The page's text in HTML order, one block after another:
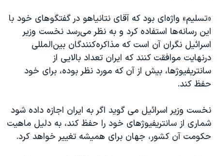
همایش محافظه‌کاران آمریکا «سی‌پک»
صفحه‌های ویژه
سفر پرزیدنت ترامپ به چین
«تسلیم» واژه‌ای بود که آقای نتانیاهو در گفتگوهای خود با
این رسانه‌ها استفاده کرد و به نظر می‌رسد نخست وزیر
اسرائیل نگران آن است که مذاکره‌کنندگان بین‌المللی
درنهایت موافقت کنند که ایران تعداد بالایی از
سانتریفیوژها، بیش از آن که مورد نظر بوده، برای خود
حفظ کند.
نخست وزیر اسرائیل می گوید اگر به ایران اجازه داده شود
شماری از سانتریفیوژهای خود را حفظ کند، به دلیل ماهیت
حکومت آن کشور، جهان برای همیشه تغییر خواهد کرد.